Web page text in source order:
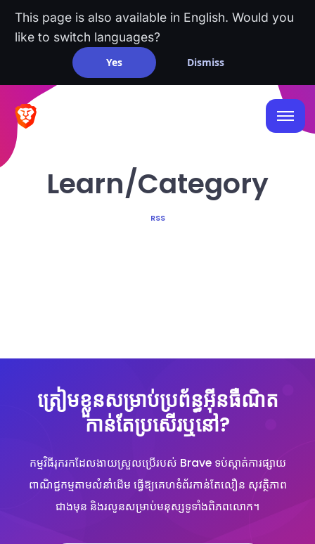
This page is also available in English. Would you
like to switch languages?
Yes Dismiss
Learn/Category
RSS
ត្រៀមខ្លួនសម្រាប់ប្រព័ន្ធអ៊ីនធឺណិត
កាន់តែប្រសើរឬនៅ?
កម្មវិធីរុករកដែលងាយស្រួលប្រើរបស់ Brave ទប់ស្កាត់ការផ្សាយ
ពាណិជ្ជកម្មតាមលំនាំដើម ធ្វើឱ្យគេហទំព័រកាន់តែលឿន សុវត្ថិភាព
ជាងមុន និងរលូនសម្រាប់មនុស្សទូទាំងពិភពលោក។